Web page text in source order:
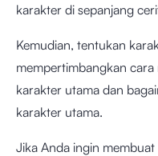
karakter di sepanjang
Kemudian, tentukan
mempertimbangkan
karakter utama dan
karakter utama.
Jika Anda ingin